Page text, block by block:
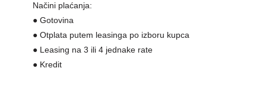
Načini plaćanja:
● Gotovina
● Otplata putem leasinga po izboru kupca
● Leasing na 3 ili 4 jednake rate
● Kredit